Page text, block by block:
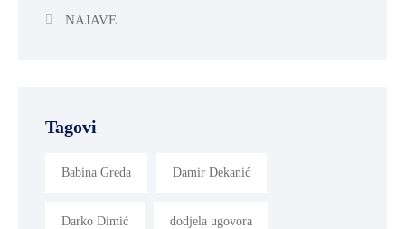
NAJAVE
Tagovi
Babina Greda Damir Dekanić
Darko Dimić dodjela ugovora